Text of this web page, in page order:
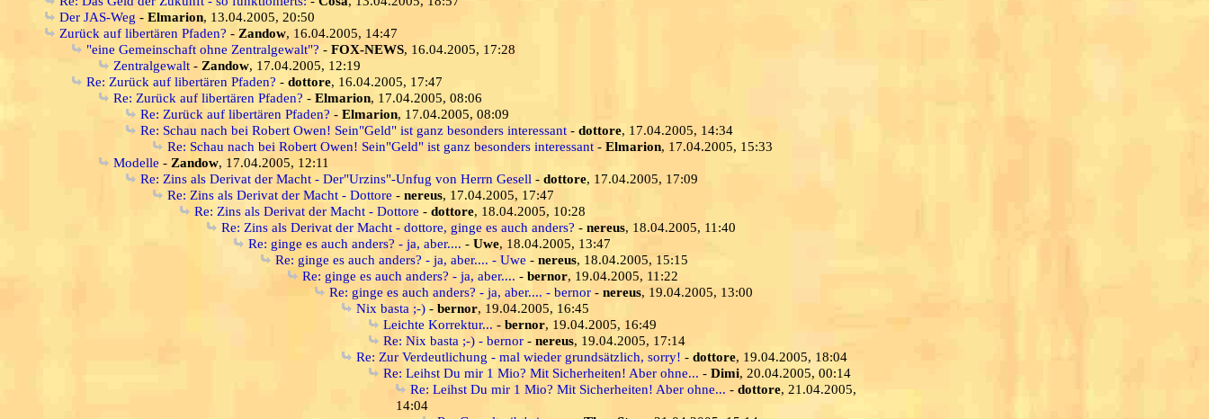
Der JAS-Weg - Elmarion, 13.04.2005, 20:50
Zurück auf libertären Pfaden? - Zandow, 16.04.2005, 14:47
"eine Gemeinschaft ohne Zentralgewalt"? - FOX-NEWS, 16.04.2005, 17:28
Zentralgewalt - Zandow, 17.04.2005, 12:19
Re: Zurück auf libertären Pfaden? - dottore, 16.04.2005, 17:47
Re: Zurück auf libertären Pfaden? - Elmarion, 17.04.2005, 08:06
Re: Zurück auf libertären Pfaden? - Elmarion, 17.04.2005, 08:09
Re: Schau nach bei Robert Owen! Sein"Geld" ist ganz besonders interessant - dottore, 17.04.2005, 14:34
Re: Schau nach bei Robert Owen! Sein"Geld" ist ganz besonders interessant - Elmarion, 17.04.2005, 15:33
Modelle - Zandow, 17.04.2005, 12:11
Re: Zins als Derivat der Macht - Der"Urzins"-Unfug von Herrn Gesell - dottore, 17.04.2005, 17:09
Re: Zins als Derivat der Macht - Dottore - nereus, 17.04.2005, 17:47
Re: Zins als Derivat der Macht - Dottore - dottore, 18.04.2005, 10:28
Re: Zins als Derivat der Macht - dottore, ginge es auch anders? - nereus, 18.04.2005, 11:40
Re: ginge es auch anders? - ja, aber.... - Uwe, 18.04.2005, 13:47
Re: ginge es auch anders? - ja, aber.... - Uwe - nereus, 18.04.2005, 15:15
Re: ginge es auch anders? - ja, aber.... - bernor, 19.04.2005, 11:22
Re: ginge es auch anders? - ja, aber.... - bernor - nereus, 19.04.2005, 13:00
Nix basta ;-) - bernor, 19.04.2005, 16:45
Leichte Korrektur... - bernor, 19.04.2005, 16:49
Re: Nix basta ;-) - bernor - nereus, 19.04.2005, 17:14
Re: Zur Verdeutlichung - mal wieder grundsätzlich, sorry! - dottore, 19.04.2005, 18:04
Re: Leihst Du mir 1 Mio? Mit Sicherheiten! Aber ohne... - Dimi, 20.04.2005, 00:14
Re: Leihst Du mir 1 Mio? Mit Sicherheiten! Aber ohne... - dottore, 21.04.2005,
14:04